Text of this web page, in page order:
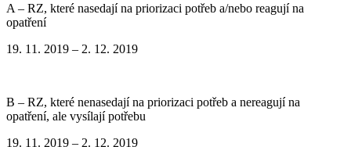
A – RZ, které nasedají na priorizaci potřeb a/nebo reagují na
opatření
19. 11. 2019 – 2. 12. 2019
B – RZ, které nenasedají na priorizaci potřeb a nereagují na
opatření, ale vysílají potřebu
19. 11. 2019 – 2. 12. 2019